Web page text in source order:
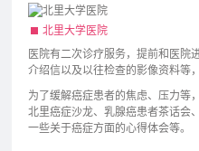
北里大学医院
医院有二次诊疗服务，提前和医院
介绍信以及以往检查的影像资料等
为了缓解癌症患者的焦虑、压力等
北里癌症沙龙、乳腺癌患者茶话会
一些关于癌症方面的心得体会等。